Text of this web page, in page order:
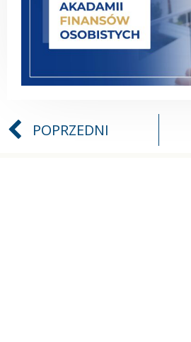
POPRZEDNI